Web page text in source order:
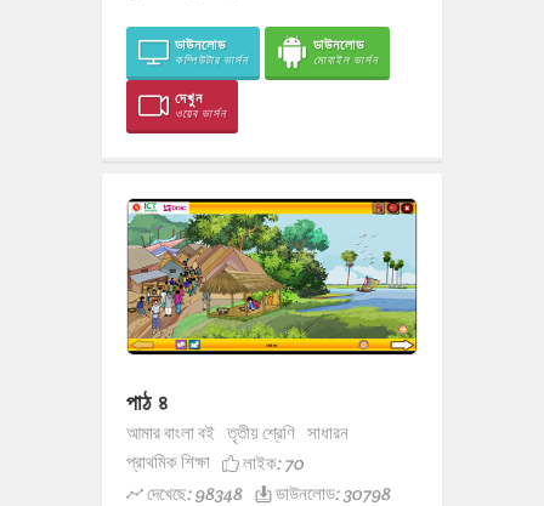
ডাউনলোড
কম্পিউটার ভার্সন
ডাউনলোড
মোবাইল ভার্সন
দেখুন
ওয়েব ভার্সন
পাঠ ৪
আমার বাংলা বই তৃতীয় শ্রেণি সাধারন
প্রাথমিক শিক্ষা
লাইক:70
দেখেছে: 98348
ডাউনলোড: 30798